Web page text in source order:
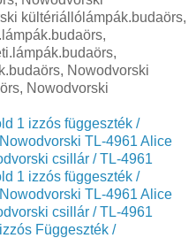
1 izzós függeszték /
Nowodvorski TL-4961 Alice
csillár / TL-4961
1 izzós függeszték /
Nowodvorski TL-4961 Alice
csillár / TL-4961
Függeszték /